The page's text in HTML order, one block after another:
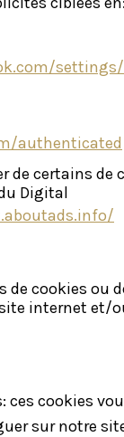
authenticated
de certains de
Digital
de cookies ou
internet et/
ces cookies
sur notre